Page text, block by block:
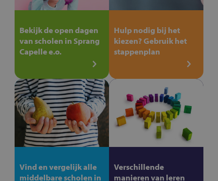
Bekijk de open dagen
van scholen in Sprang
Capelle e.o.
Hulp nodig bij het
kiezen? Gebruik het
stappenplan
Vind en vergelijk alle
middelbare scholen in
Verschillende
manieren van leren